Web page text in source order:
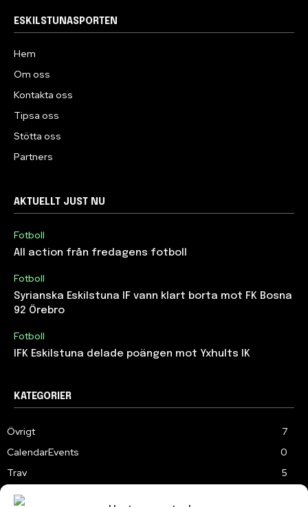
ESKILSTUNASPORTEN
Hem
Om oss
Kontakta oss
Tipsa oss
Stötta oss
Partners
AKTUELLT JUST NU
Fotboll
All action från fredagens fotboll
Fotboll
Syrianska Eskilstuna IF vann klart borta mot FK Bosna
92 Örebro
Fotboll
IFK Eskilstuna delade poängen mot Yxhults IK
KATEGORIER
Övrigt
7
CalendarEvents
0
Trav
5
TV